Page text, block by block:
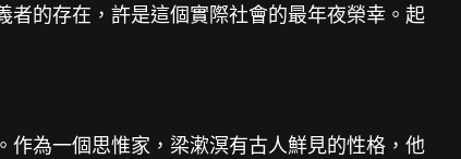
的存在，許是這個實際社會的最年夜榮幸。起
為一個思惟家，梁漱溟有古人鮮見的性格，他